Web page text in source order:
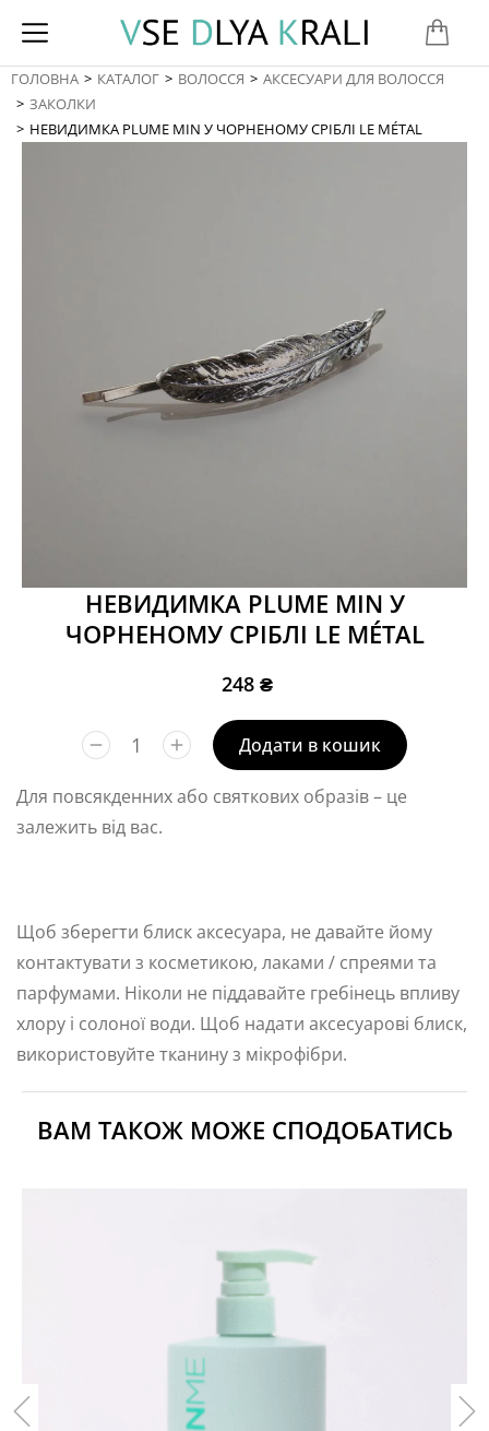
You are here:
ГОЛОВНА КАТАЛОГ ВОЛОССЯ
АКСЕСУАРИ ДЛЯ ВОЛОССЯ
ЗАКОЛКИ
НЕВИДИМКА PLUME MIN У ЧОРНЕНОМУ СРІБЛІ LE MÉTAL
НЕВИДИМКА PLUME MIN У
ЧОРНЕНОМУ СРІБЛІ LE MÉTAL
248 ₴
Додати в кошик
Для повсякденних або святкових образів – це
залежить від вас.
Щоб зберегти блиск аксесуара, не давайте йому
контактувати з косметикою, лаками / спреями та
парфумами. Ніколи не піддавайте гребінець впливу
хлору і солоної води. Щоб надати аксесуарові блиск,
використовуйте тканину з мікрофібри.
ВАМ ТАКОЖ МОЖЕ СПОДОБАТИСЬ